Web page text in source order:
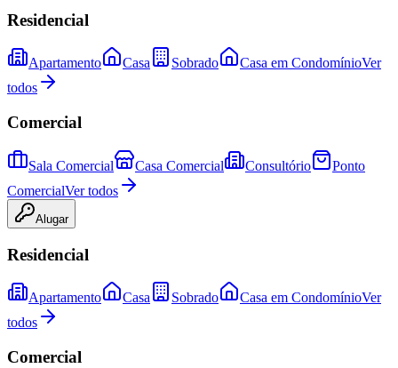
Residencial
Apartamento Casa Sobrado Casa em CondomínioVer
todos
Comercial
Sala Comercial Casa Comercial Consultório
Ponto
ComercialVer todos
Alugar
Residencial
Apartamento Casa Sobrado Casa em CondomínioVer
todos
Comercial